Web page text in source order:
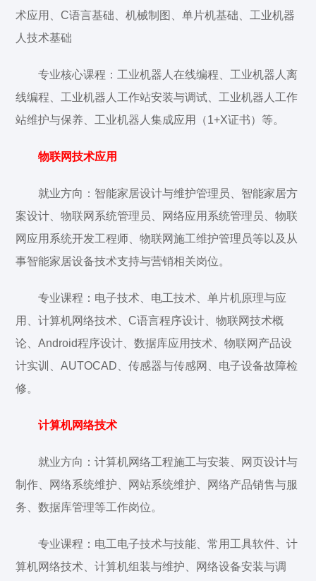
术应用、C语言基础、机械制图、单片机基础、工业机器
人技术基础
专业核心课程：工业机器人在线编程、工业机器人离
线编程、工业机器人工作站安装与调试、工业机器人工作
站维护与保养、工业机器人集成应用（1+X证书）等。
物联网技术应用
就业方向：智能家居设计与维护管理员、智能家居方
案设计、物联网系统管理员、网络应用系统管理员、物联
网应用系统开发工程师、物联网施工维护管理员等以及从
事智能家居设备技术支持与营销相关岗位。
专业课程：电子技术、电工技术、单片机原理与应
用、计算机网络技术、C语言程序设计、物联网技术概
论、Android程序设计、数据库应用技术、物联网产品设
计实训、AUTOCAD、传感器与传感网、电子设备故障检
修。
计算机网络技术
就业方向：计算机网络工程施工与安装、网页设计与
制作、网络系统维护、网站系统维护、网络产品销售与服
务、数据库管理等工作岗位。
专业课程：电工电子技术与技能、常用工具软件、计
算机网络技术、计算机组装与维护、网络设备安装与调